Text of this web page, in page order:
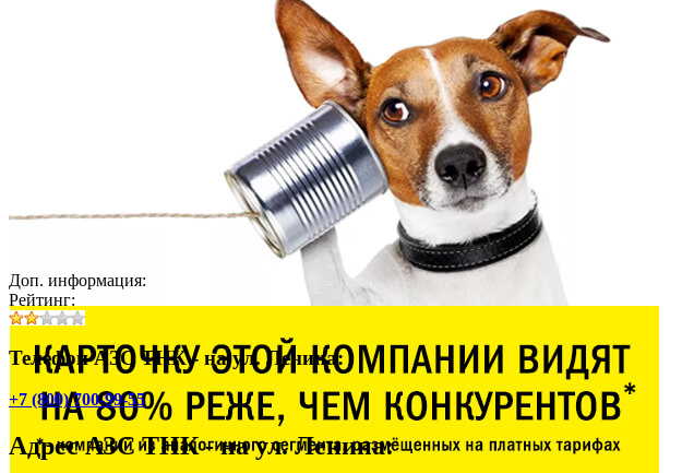
Доп. информация:
Рейтинг:
Телефон АЗС ТНК - на ул. Ленина:
+7 (800) 700-99-55
АдресАЗС ТНК - на ул. Ленина: